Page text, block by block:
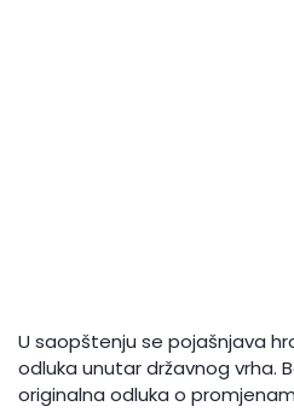
U saopštenju se pojašnjava
odluka unutar državnog vrha.
originalna odluka o